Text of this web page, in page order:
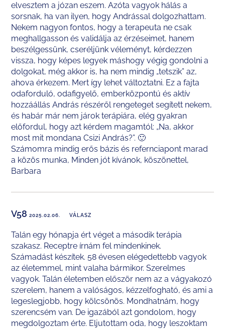
elvesztem a józan eszem. Azóta vagyok hálás a
sorsnak, ha van ilyen, hogy Andrással dolgozhattam.
Nekem nagyon fontos, hogy a terapeuta ne csak
meghallgasson és validálja az érzéseimet, hanem
beszélgessünk, cseréljünk véleményt, kérdezzen
vissza, hogy képes legyek máshogy végig gondolni a
dolgokat, még akkor is, ha nem mindig „tetszik” az,
ahova érkezem. Mert így lehet változtatni. Ez a fajta
odaforduló, odafigyelő, emberközpontú és aktív
hozzáállás András részéről rengeteget segített nekem,
és habár már nem járok terápiára, elég gyakran
előfordul, hogy azt kérdem magamtól: „Na, akkor
most mit mondana Csizi András?”. 🙂
Számomra mindig erős bázis és refernciapont marad
a közös munka, Minden jót kívánok, köszönettel,
Barbara
V582025.02.06. VÁLASZ
Talán egy hónapja ért véget a második terápia
szakasz. Receptre írnám fel mindenkinek.
Számadást készítek. 58 évesen elégedettebb vagyok
az életemmel, mint valaha bármikor. Szerelmes
vagyok. Talán életemben először nem az a vágyakozó
szerelem, hanem a valóságos, kézzelfogható, és ami a
legeslegjobb, hogy kölcsönös. Mondhatnám, hogy
szerencsém van. De igazából azt gondolom, hogy
megdolgoztam érte. Eljutottam oda, hogy leszoktam